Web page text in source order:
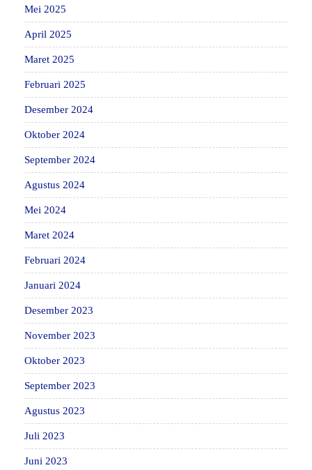
Mei 2025
April 2025
Maret 2025
Februari 2025
Desember 2024
Oktober 2024
September 2024
Agustus 2024
Mei 2024
Maret 2024
Februari 2024
Januari 2024
Desember 2023
November 2023
Oktober 2023
September 2023
Agustus 2023
Juli 2023
Juni 2023